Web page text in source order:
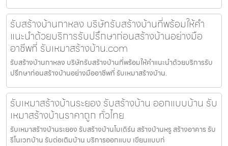
รับสร้างบ้านกาหลง บริษัทรับสร้างบ้านที่พร้อมให้คำ
แนะนำด้วยบริการรับปรึกษาก่อนสร้างบ้านอย่างมือ
อาชีพที่ รับเหมาสร้างบ้าน.com
รับสร้างบ้านกาหลง บริษัทรับสร้างบ้านที่พร้อมให้คำแนะนำด้วยบริการรับ
ปรึกษาก่อนสร้างบ้านอย่างมืออาชีพที่ รับเหมาสร้างบ้าน.
รับเหมาสร้างบ้านระยอง รับสร้างบ้าน ออกแบบบ้าน รับ
เหมาสร้างบ้านราคาถูก ทั่วไทย
รับเหมาสร้างบ้านระยอง รับสร้างบ้านโมเดิร์น สร้างบ้านหรู สร้างอาคาร รับ
รีโนเวทบ้าน รับต่อเติมบ้าน บริการออกแบบ เขียนแบบก่